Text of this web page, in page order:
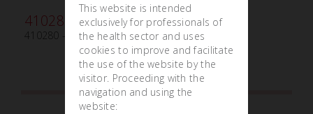
410280
410280 - KIT IMPLANT SURGERY
This website is intended
exclusively for professionals of
the health sector and uses
cookies to improve and facilitate
the use of the website by the
visitor. Proceeding with the
navigation and using the
website: